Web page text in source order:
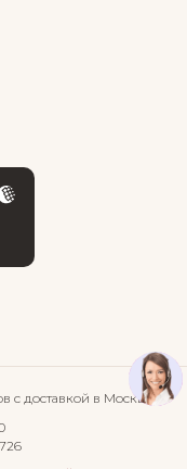
с доставкой в Москве